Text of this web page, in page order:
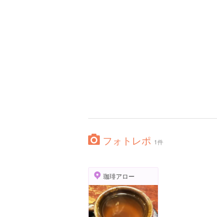
フォトレポ 1件
珈琲アロー